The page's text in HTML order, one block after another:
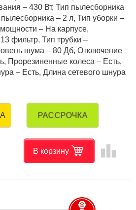
– 430 Вт, Тип пылесборника
– 2 л, Тип уборки –
– На карпусе,
фильтр, Тип трубки –
шума – 80 Дб, Отключение
Прорезиненные колеса – Есть,
– Есть, Длина сетевого шнура
РАССРОЧКА
В корзину leaderboard